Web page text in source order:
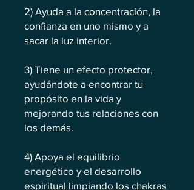
2) Ayuda a la concentración, la
confianza en uno mismo y a
sacar la luz interior.
3) Tiene un efecto protector,
ayudándote a encontrar tu
propósito en la vida y
mejorando tus relaciones con
los demás.
4) Apoya el equilibrio
energético y el desarrollo
espiritual limpiando los chakras